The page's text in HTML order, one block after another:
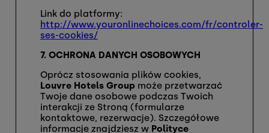
Link do platformy:
http://www.youronlinechoices.com/fr/controler-
ses-cookies/
7. OCHRONA DANYCH OSOBOWYCH
Oprócz stosowania plików cookies,
Louvre Hotels Group może przetwarzać
Twoje dane osobowe podczas Twoich
interakcji ze Stroną (formularze
kontaktowe, rezerwacje). Szczegółowe
informacje znajdziesz w Polityce